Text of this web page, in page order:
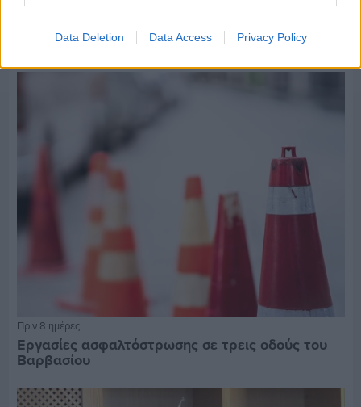
Data Deletion Data Access Privacy Policy
Πριν 8 ημέρες
Τρίτος στη σφαιροβολία στη διεθνή συνάντηση
Ελλάδας–Κύπρου Κ18 ο Δημήτρης Τέλλιος
Πριν 8 ημέρες
Εργασίες ασφαλτόστρωσης σε τρεις οδούς του
Βαρβασίου